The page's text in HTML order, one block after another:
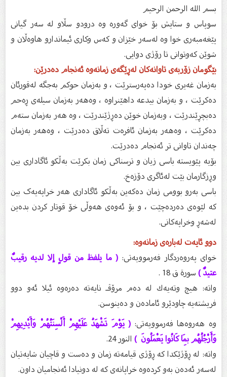
بسم الله الرحمن الرحیم
سوپاس و ستایش بۆ خواى گەورە وە درودو سڵاو لە سەر گیانى
پێغەمبەرى خوا وە لەسەر خێزان و كەس وكارى ئیماندارو هاوەڵان و
شوێن كەوتوانى تا رۆژى دوایى.
بێگومان زۆربەی تاوانەکان لەڕێگەی زمانەوە ئەنجام دەدرێن:
بەزمان غەیری خودا دەپەرسترێت ، و بەزمان حوکم بەجگە لەقورئان
دەکرێت ، و بەزمان بیدعە داهێنراوە ، وەهەر بەزمان سیلەی ڕەحم
دەبچڕێندرێت ، وبەزمان خوێن دەڕژێندرێت ، وە هەر بەزمان ستەم
دەکرێت ، وەهەر بەزمان ئافرەت تەڵاق دەدرێت ، وەهەر بەزمان
چەندان تاوانی تر ئەنجام دەدرێت.
بۆیە پێویستە باسی زیان و ترسناکی زمان بکرێت بەڵکو ئاگاداری بین
وڕزگارمان بێت لەئاگری دۆزەخ.
باسی بەرو بوومی زمان دەکەین بەڵکو ئاگاداری هەر خراپەیەک بین
کە لێوەی دەردەچێت ، و بۆ ئەوەی هەوڵی خۆ قوتار کردن بدەین
لەشەڕ وخراپەکانی.
دوو ئایەت لەبارەی زمانەوە:
خوای پەروەردگار فەرموویەتی:( ما يلفظ من قولٍ إلا لديه رقيبٌ
عتيدٌ )سورة ق 18 .
واته: هیچ وته‌یه‌ك له‌ ده‌م مرۆڤـ نایه‌ته‌ ده‌ره‌وه‌ ئیلا ئه‌و دوو
فریشته‌یه‌ چاودێرو ئاماده‌ن و ده‌ینوسن.
وە هەروەها فەرموویەتی:( يَوْمَ تَشْهَدُ عَلَيْهِمْ أَلْسِنَتُهُمْ وَأَيْدِيهِمْ
وَأَرْجُلُهُم بِمَا كَانُوا يَعْمَلُونَ )النور 24.
واته: له‌ ڕۆژێكدا كه‌ ڕۆژی قیامه‌ته‌ زمان و ده‌ست و قاچیان شایه‌تیان
له‌سه‌ر ئه‌ده‌ن به‌و كرده‌وه‌ خراپانه‌ی كه‌ له‌ دونیادا ئه‌نجامیان داون.